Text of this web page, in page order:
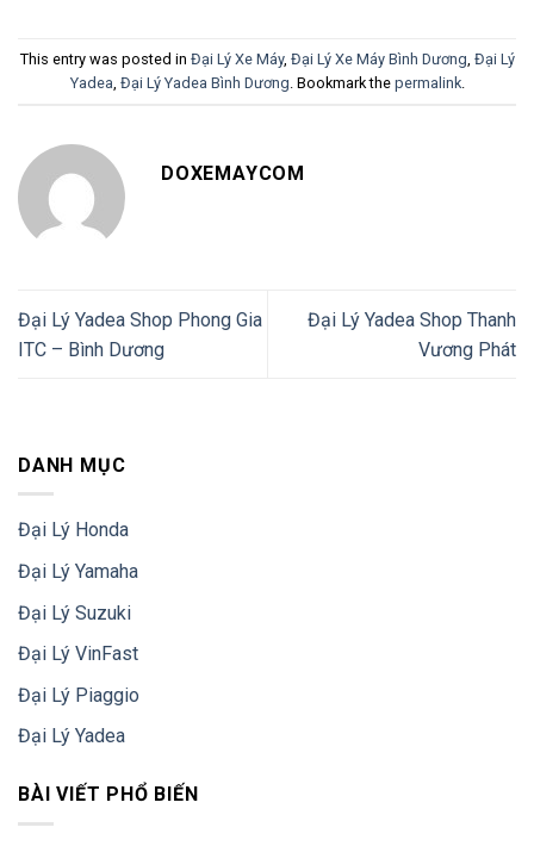
This entry was posted in Đại Lý Xe Máy, Đại Lý Xe Máy Bình Dương Đại Lý
Yadea Đại Lý Yadea Bình Dương . Bookmark the permalink.
DOXEMAYCOM
Đại Lý Yadea Shop Phong Gia
ITC – Bình Dương
Đại Lý Yadea Shop Thanh
Vương Phát
DANH MỤC
Đại Lý Honda
Đại Lý Yamaha
Đại Lý Suzuki
Đại Lý VinFast
Đại Lý Piaggio
Đại Lý Yadea
BÀI VIẾT PHỔ BIẾN